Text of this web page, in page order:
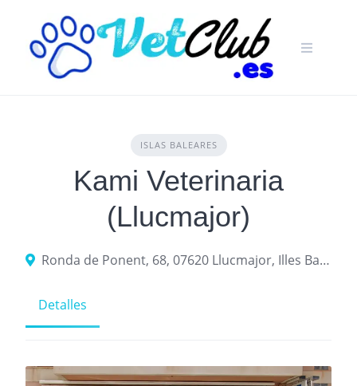
content
ISLAS BALEARES
Kami Veterinaria
(Llucmajor)
Ronda de Ponent, 68, 07620 Llucmajor, Illes Balears, España
Detalles